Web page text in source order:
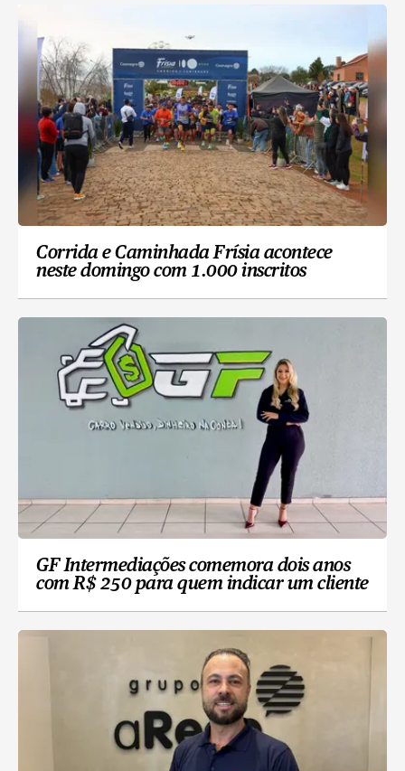
Corrida e Caminhada Frísia acontece
neste domingo com 1.000 inscritos
GF Intermediações comemora dois anos
com R$ 250 para quem indicar um cliente